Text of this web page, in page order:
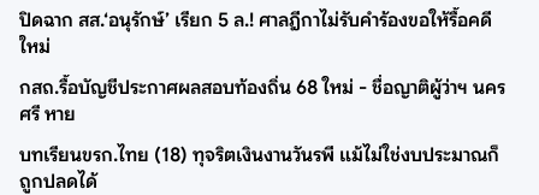
ปิดฉาก สส.‘อนุรักษ์’ เรียก 5 ล.! ศาลฎีกาไม่รับคำร้องขอให้รื้อคดี
ใหม่
กสถ.รื้อบัญชีประกาศผลสอบท้องถิ่น 68 ใหม่ - ชื่อญาติผู้ว่าฯ นคร
ศรี หาย
บทเรียนขรก.ไทย (18) ทุจริตเงินงานวันรพี แม้ไม่ใช่งบประมาณก็
ถูกปลดได้